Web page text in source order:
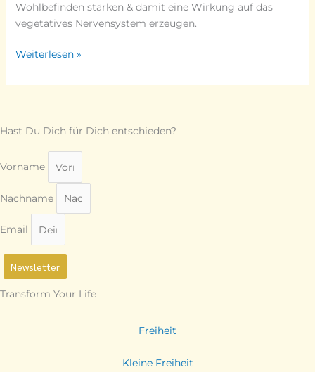
Wohlbefinden stärken & damit eine Wirkung auf das
vegetatives Nervensystem erzeugen.
Weiterlesen »
Hast Du Dich für Dich entschieden?
Vorname
Nachname
Email
Newsletter
Transform Your Life
Freiheit
Kleine Freiheit